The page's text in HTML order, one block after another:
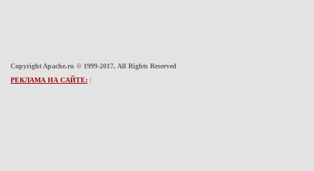
Copyright Apache.ru © 1999-2017, All Rights Reserved
РЕКЛАМА НА САЙТЕ: |